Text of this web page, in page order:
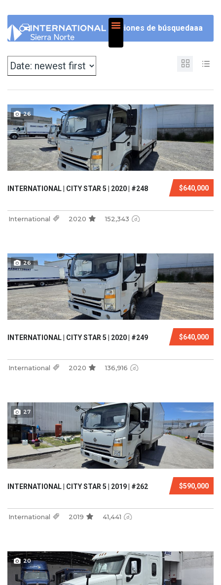
Opciones de búsquedaaa
26
$640,000
INTERNATIONAL | CITY STAR 5 | 2020 | #248
International 2020 152,343
26
$640,000
INTERNATIONAL | CITY STAR 5 | 2020 | #249
International 2020 136,916
27
$590,000
INTERNATIONAL | CITY STAR 5 | 2019 | #262
International 2019 41,441
20